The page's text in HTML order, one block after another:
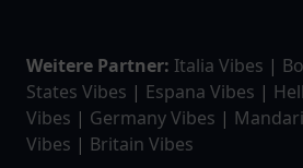
Weitere Partner: Italia Vibes |
States Vibes | Espana Vibes |
Vibes | Germany Vibes |
Vibes | Britain Vibes